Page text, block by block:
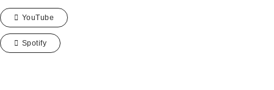
YouTube
Spotify